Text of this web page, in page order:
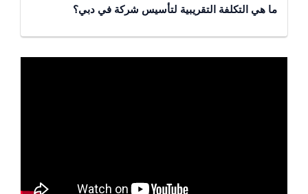
ما هي التكلفة التقريبية لتأسيس شركة في دبي؟